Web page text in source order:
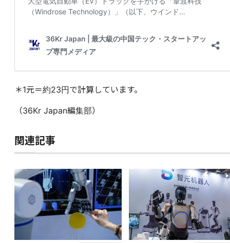
＊1元＝約23円で計算しています。
（36Kr Japan編集部）
関連記事